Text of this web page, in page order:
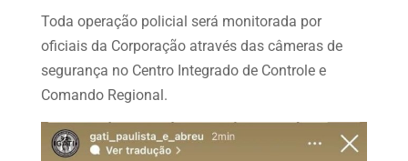
Toda operação policial será monitorada por
oficiais da Corporação através das câmeras de
segurança no Centro Integrado de Controle e
Comando Regional.